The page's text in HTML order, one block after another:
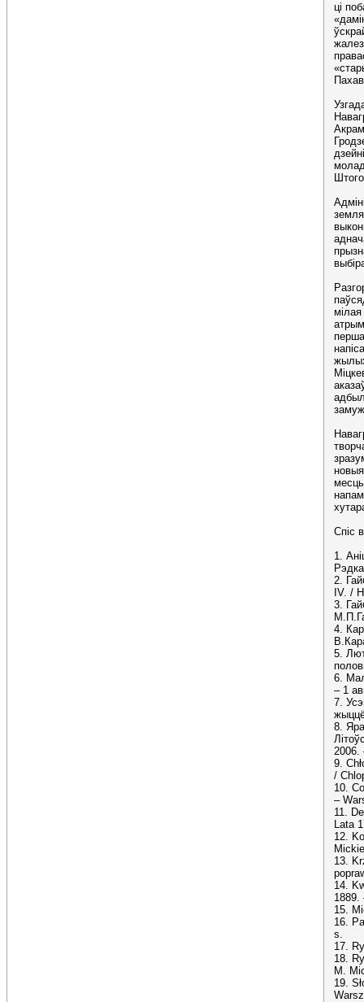
ці
Спіс
1.
2.
IV. /
3.
4.
5.
6.
– 1
7.
8.
2006.
9.
/
10.
–
11.
Lata
12.
13.
14.
1889.
15.
16.
s.
17.
18.
M.
19.